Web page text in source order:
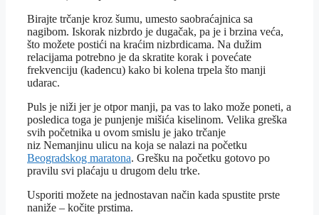
Birajte trčanje kroz šumu, umesto saobraćajnica sa
nagibom. Iskorak nizbrdo je dugačak, pa je i brzina veća,
što možete postići na kraćim nizbrdicama. Na dužim
relacijama potrebno je da skratite korak i povećate
frekvenciju (kadencu) kako bi kolena trpela što manji
udarac.
Puls je niži jer je otpor manji, pa vas to lako može poneti, a
posledica toga je punjenje mišića kiselinom. Velika greška
svih početnika u ovom smislu je jako trčanje
niz Nemanjinu ulicu na koja se nalazi na početku
Beogradskog maratona. Grešku na početku gotovo po
pravilu svi plaćaju u drugom delu trke.
Usporiti možete na jednostavan način kada spustite prste
naniže – kočite prstima.